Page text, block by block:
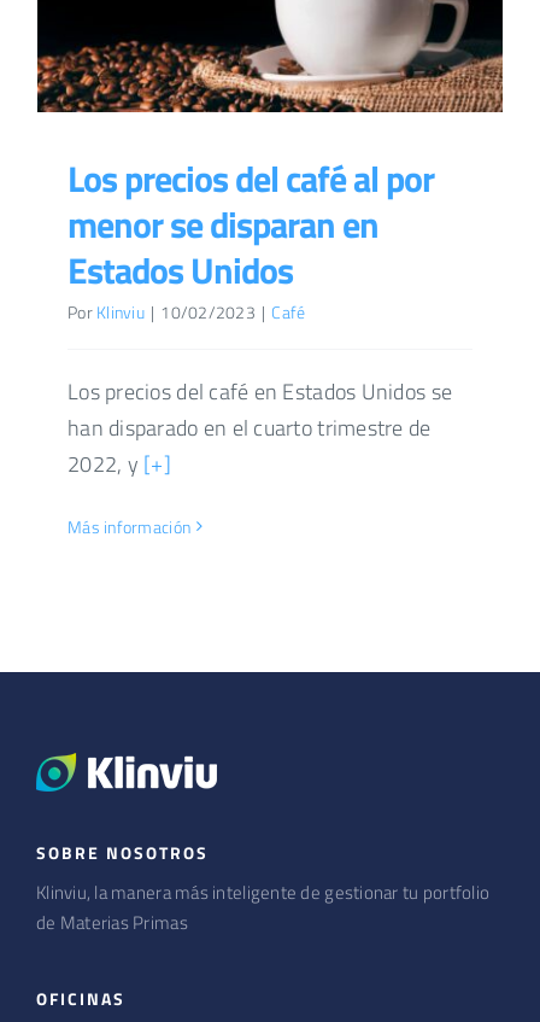
Los precios del café al por
menor se disparan en
Estados Unidos
PorKlinviu | 10/02/2023 | Café
Los precios del café en Estados Unidos se
han disparado en el cuarto trimestre de
2022, y [+]
Más información
SOBRE NOSOTROS
Klinviu, la manera más inteligente de gestionar tu portfolio
de Materias Primas
OFICINAS